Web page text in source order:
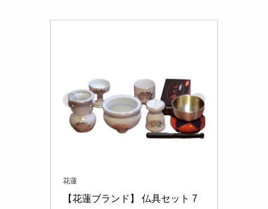
花蓮
【花蓮ブランド】 仏具セット 7